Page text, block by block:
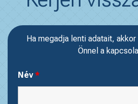
Ha megadja lenti adatait,
Önnel a
Név *